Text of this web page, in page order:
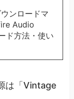
ンロードマ
Audio
ド方法・使い
は「Vintage